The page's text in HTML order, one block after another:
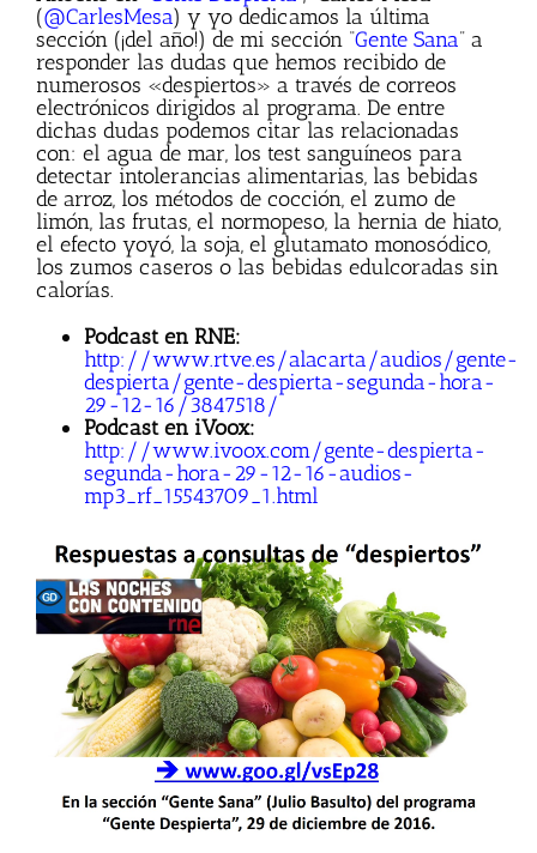
(@CarlesMesa) y yo dedicamos la última
sección (¡del año!) de mi sección “Gente Sana” a
responder las dudas que hemos recibido de
numerosos «despiertos» a través de correos
electrónicos dirigidos al programa. De entre
dichas dudas podemos citar las relacionadas
con: el agua de mar, los test sanguíneos para
detectar intolerancias alimentarias, las bebidas
de arroz, los métodos de cocción, el zumo de
limón, las frutas, el normopeso, la hernia de hiato,
el efecto yoyó, la soja, el glutamato monosódico,
los zumos caseros o las bebidas edulcoradas sin
calorías.
Podcast en RNE:
http://www.rtve.es/alacarta/audios/gente-
despierta/gente-despierta-segunda-hora-
29-12-16/3847518/
Podcast en iVoox:
http://www.ivoox.com/gente-despierta-
segunda-hora-29-12-16-audios-
mp3_rf_15543709_1.html